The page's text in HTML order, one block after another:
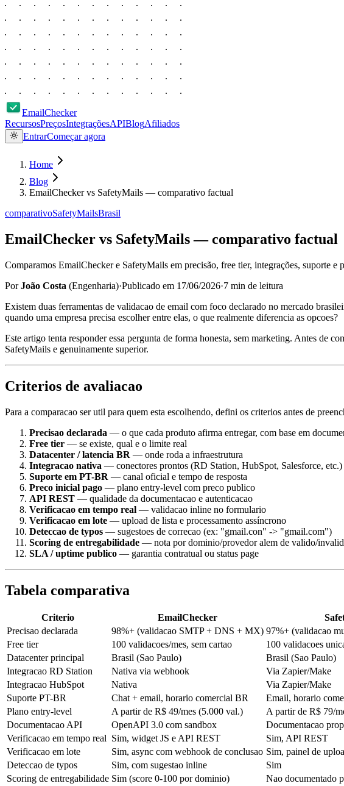
EmailChecker
RecursosPreçosIntegraçõesAPIBlogAfiliados
EntrarComeçar agora
Home
Blog
EmailChecker vs SafetyMails — comparativo factual
comparativoSafetyMailsBrasil
EmailChecker vs SafetyMails — comparativo factual
Comparamos EmailChecker e SafetyMails em precisão, free tier, integrações, suporte
Por João Costa (Engenharia)·Publicado em 17/06/2026·7 min de leitura
Existem duas ferramentas de validacao de email com foco declarado no mercado
quando uma empresa precisa escolher entre elas, o que realmente diferencia as opcoes?
Este artigo tenta responder essa pergunta de forma honesta, sem marketing. Antes de
SafetyMails e genuinamente superior.
Criterios de avaliacao
Para a comparacao ser util para quem esta escolhendo, defini os criterios antes de
Precisao declarada — o que cada produto afirma entregar, com base em
Free tier — se existe, qual e o limite real
Datacenter / latencia BR — onde roda a infraestrutura
Integracao nativa — conectores prontos (RD Station, HubSpot, Salesforce, etc.)
Suporte em PT-BR — canal oficial e tempo de resposta
Preco inicial pago — plano entry-level com preco publico
API REST — qualidade da documentacao e autenticacao
Verificacao em tempo real — validacao inline no formulario
Verificacao em lote — upload de lista e processamento assíncrono
Deteccao de typos — sugestoes de correcao (ex: "gmail.con" -> "gmail.com")
Scoring de entregabilidade — nota por dominio/provedor alem de valido/
SLA / uptime publico — garantia contratual ou status page
Tabela comparativa
Criterio EmailChecker
Precisao declarada
98%+ (validacao SMTP + DNS + MX) 97%+ (validacao
Free tier
100 validacoes/mes, sem cartao
100 validacoes
Datacenter principal
Brasil (Sao Paulo)
Brasil (Sao Paulo)
Integracao RD Station
Nativa via webhook
Via Zapier/Make
Integracao HubSpot
Nativa
Via Zapier/Make
Suporte PT-BR
Chat + email, horario comercial BR
Email, horario
Plano entry-level
A partir de R$ 49/mes (5.000 val.)
A partir de R$ 79/
Documentacao API
OpenAPI 3.0 com sandbox
Documentacao
Verificacao em tempo real Sim, widget JS e API REST
Sim, API REST
Verificacao em lote
Sim, async com webhook de conclusao Sim, painel de
Deteccao de typos
Sim, com sugestao inline
Sim
Scoring de entregabilidade Sim (score 0-100 por dominio)
Nao documentado